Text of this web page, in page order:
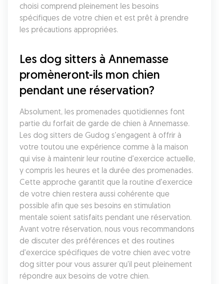
choisi comprend pleinement les besoins
spécifiques de votre chien et est prêt à prendre
les précautions appropriées.
Les dog sitters à Annemasse
promèneront-ils mon chien
pendant une réservation?
Absolument, les promenades quotidiennes font
partie du forfait de garde de chien à Annemasse.
Les dog sitters de Gudog s'engagent à offrir à
votre toutou une expérience comme à la maison
qui vise à maintenir leur routine d'exercice actuelle,
y compris les heures et la durée des promenades.
Cette approche garantit que la routine d'exercice
de votre chien restera aussi cohérente que
possible afin que ses besoins en stimulation
mentale soient satisfaits pendant une réservation.
Avant votre réservation, nous vous recommandons
de discuter des préférences et des routines
d'exercice spécifiques de votre chien avec votre
dog sitter pour vous assurer qu'il peut pleinement
répondre aux besoins de votre chien.